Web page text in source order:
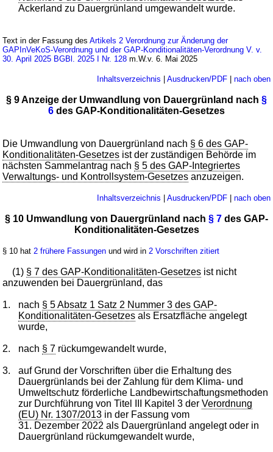
Ackerland zu Dauergrünland umgewandelt wurde.
Text in der Fassung desArtikels 2 Verordnung zur Änderung der
GAPInVeKoS-Verordnung und der GAP-Konditionalitäten-Verordnung V. v.
30. April 2025 BGBl. 2025 I Nr. 128 m.W.v. 6. Mai 2025
Inhaltsverzeichnis Ausdrucken/PDF| nach oben
§ 9 Anzeige der Umwandlung von Dauergrünland nach §
6 des GAP-Konditionalitäten-Gesetzes
Die Umwandlung von Dauergrünland nach § 6 des GAP-
Konditionalitäten-Gesetzes ist der zuständigen Behörde im
nächsten Sammelantrag nach § 5 des GAP-Integriertes
Verwaltungs- und Kontrollsystem-Gesetzes anzuzeigen.
Inhaltsverzeichnis Ausdrucken/PDF| nach oben
§ 10 Umwandlung von Dauergrünland nach § 7 des GAP-
Konditionalitäten-Gesetzes
§ 10 hat 2 frühere Fassungen und wird in 2 Vorschriften zitiert
(1) § 7 des GAP-Konditionalitäten-Gesetzes ist nicht
anzuwenden bei Dauergrünland, das
1. nach § 5 Absatz 1 Satz 2 Nummer 3 des GAP-
Konditionalitäten-Gesetzes als Ersatzfläche angelegt
wurde,
2. nach § 7 rückumgewandelt wurde,
3.
auf Grund der Vorschriften über die Erhaltung des
Dauergrünlands bei der Zahlung für dem Klima- und
Umweltschutz förderliche Landbewirtschaftungsmethoden
zur Durchführung von Titel III Kapitel 3 derVerordnung
(EU) Nr. 1307/2013 in der Fassung vom
31. Dezember 2022 als Dauergrünland angelegt oder in
Dauergrünland rückumgewandelt wurde,